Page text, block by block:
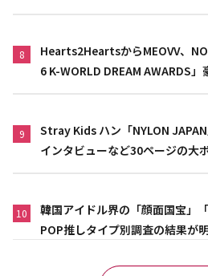
8
Hearts2HeartsからMEOVV、
6 K-WORLD DREAM AWARDS
9
Stray Kids ハン「NYLON
インタビューなど30ページの大
10
韓国アイドル界の「顔面国宝」
POP推しタイプ別調査の結果が